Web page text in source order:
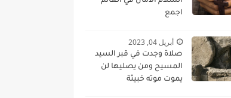
اجمع
أبريل 04, 2023
صلاة وجدت في قبر السيد
المسيح ومن يصليها لن
يموت موته خبيثة